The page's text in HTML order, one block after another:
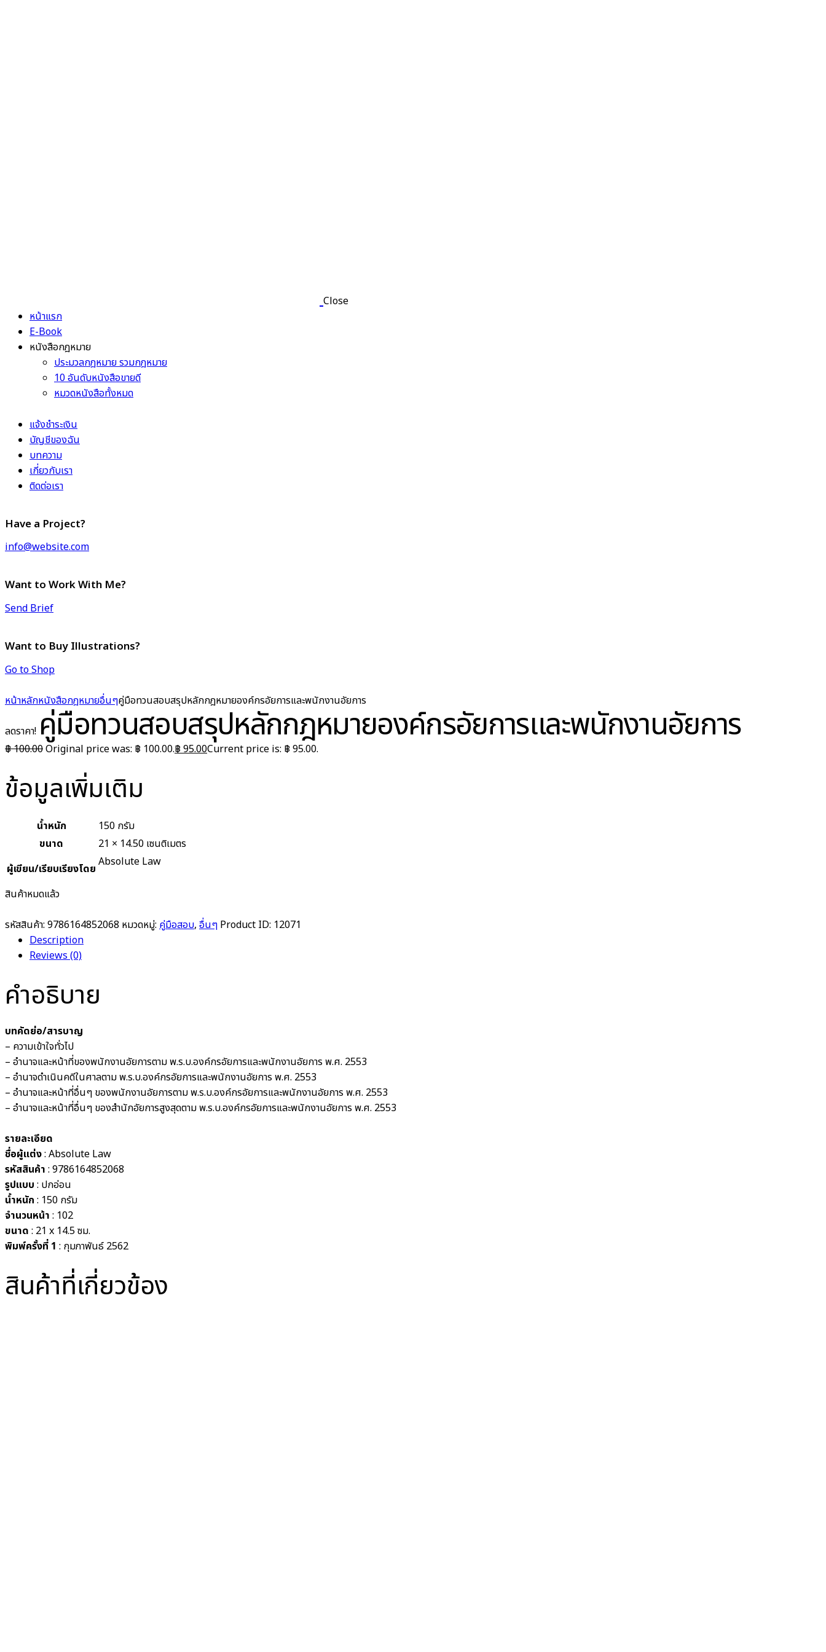
Close
หน้าแรก
E-Book
หนังสือกฎหมาย
ประมวลกฎหมาย รวมกฎหมาย
10 อันดับหนังสือขายดี
หมวดหนังสือทั้งหมด
แจ้งชำระเงิน
บัญชีของฉัน
บทความ
เกี่ยวกับเรา
ติดต่อเรา
Have a Project?
info@website.com
Want to Work With Me?
Send Brief
Want to Buy Illustrations?
Go to Shop
หน้าหลักหนังสือกฎหมายอื่นๆคู่มือทวนสอบสรุปหลักกฎหมายองค์กรอัยการและพนักงานอัยการ
ลดราคา! คู่มือทวนสอบสรุปหลักกฎหมายองค์กรอัยการและพนักงานอัยการ
฿100.00Original price was: ฿ 100.00.฿ 95.00Current price is: ฿ 95.00.
ข้อมูลเพิ่มเติม
น้ำหนัก
150 กรัม
ขนาด
21 × 14.50 เซนติเมตร
ผู้เขียน/เรียบเรียงโดย Absolute Law
สินค้าหมดแล้ว
รหัสสินค้า: 9786164852068 หมวดหมู่: คู่มือสอบ, อื่นๆ Product ID: 12071
Description
Reviews (0)
คำอธิบาย
บทคัดย่อ/สารบาญ
– ความเข้าใจทั่วไป
– อำนาจและหน้าที่ของพนักงานอัยการตาม พ.ร.บ.องค์กรอัยการและพนักงานอัยการ พ.ศ. 2553
– อำนาจดำเนินคดีในศาลตาม พ.ร.บ.องค์กรอัยการและพนักงานอัยการ พ.ศ. 2553
– อำนาจและหน้าที่อื่นๆ ของพนักงานอัยการตาม พ.ร.บ.องค์กรอัยการและพนักงานอัยการ พ.ศ. 2553
– อำนาจและหน้าที่อื่นๆ ของสำนักอัยการสูงสุดตาม พ.ร.บ.องค์กรอัยการและพนักงานอัยการ พ.ศ. 2553
รายละเอียด
ชื่อผู้แต่ง: Absolute Law
รหัสสินค้า : 9786164852068
รูปแบบ : ปกอ่อน
น้ำหนัก : 150 กรัม
จำนวนหน้า : 102
ขนาด : 21 x 14.5 ซม.
พิมพ์ครั้งที่ 1 : กุมภาพันธ์ 2562
สินค้าที่เกี่ยวข้อง